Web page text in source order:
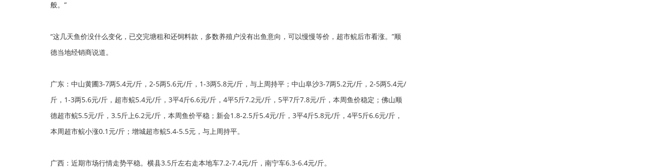
般。”
“这几天鱼价没什么变化，已交完塘租和还饲料款，多数养殖户没有出鱼意向，可以慢慢等价，超市鲩后市看涨。”顺
德当地经销商说道。
广东：中山黄圃3-7两5.4元/斤，2-5两5.6元/斤，1-3两5.8元/斤，与上周持平；中山阜沙3-7两5.2元/斤，2-5两5.4元/
斤，1-3两5.6元/斤，超市鲩5.4元/斤，3平4斤6.6元/斤，4平5斤7.2元/斤，5平7斤7.8元/斤，本周鱼价稳定；佛山顺
德超市鲩5.5元/斤，3.5斤上6.2元/斤，本周鱼价平稳；新会1.8-2.5斤5.4元/斤，3平4斤5.8元/斤，4平5斤6.6元/斤，
本周超市鲩小涨0.1元/斤；增城超市鲩5.4-5.5元，与上周持平。
广西：近期市场行情走势平稳。横县3.5斤左右走本地车7.2-7.4元/斤，南宁车6.3-6.4元/斤。